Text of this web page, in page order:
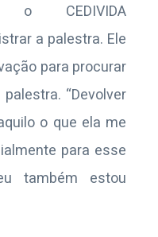
o CEDIVIDA
a palestra. Ele
para procurar
“Devolver
o que ela me
para esse
também estou